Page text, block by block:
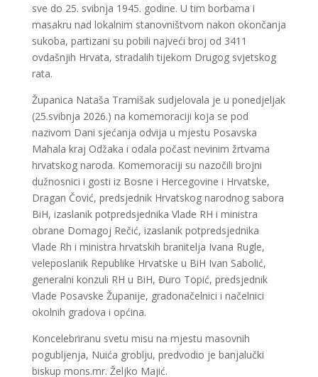
sve do 25. svibnja 1945. godine. U tim borbama i
masakru nad lokalnim stanovništvom nakon okončanja
sukoba, partizani su pobili najveći broj od 3411
ovdašnjih Hrvata, stradalih tijekom Drugog svjetskog
rata.
Županica Nataša Tramišak sudjelovala je u ponedjeljak
(25.svibnja 2026.) na komemoraciji koja se pod
nazivom Dani sjećanja odvija u mjestu Posavska
Mahala kraj Odžaka i odala počast nevinim žrtvama
hrvatskog naroda. Komemoraciji su nazočili brojni
dužnosnici i gosti iz Bosne i Hercegovine i Hrvatske,
Dragan Čović, predsjednik Hrvatskog narodnog sabora
BiH, izaslanik potpredsjednika Vlade RH i ministra
obrane Domagoj Rečić, izaslanik potpredsjednika
Vlade Rh i ministra hrvatskih branitelja Ivana Rugle,
veleposlanik Republike Hrvatske u BiH Ivan Sabolić,
generalni konzuli RH u BiH, Đuro Topić, predsjednik
Vlade Posavske Županije, gradonačelnici i načelnici
okolnih gradova i općina.
Koncelebriranu svetu misu na mjestu masovnih
pogubljenja, Nuića groblju, predvodio je banjalučki
biskup mons.mr. Željko Majić.